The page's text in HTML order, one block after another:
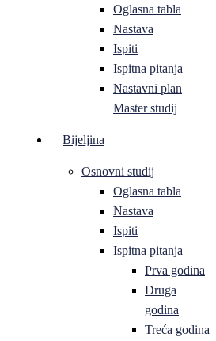
Oglasna tabla
Nastava
Ispiti
Ispitna pitanja
Nastavni plan
Master studij
Bijeljina
Osnovni studij
Oglasna tabla
Nastava
Ispiti
Ispitna pitanja
Prva godina
Druga
godina
Treća godina